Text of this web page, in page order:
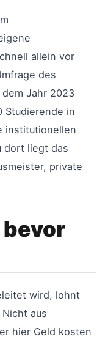
allein vor
des
Jahr 2023
Studierende in
institutionellen
dort liegt das
private
wird, lohnt
aus
hier Geld kosten